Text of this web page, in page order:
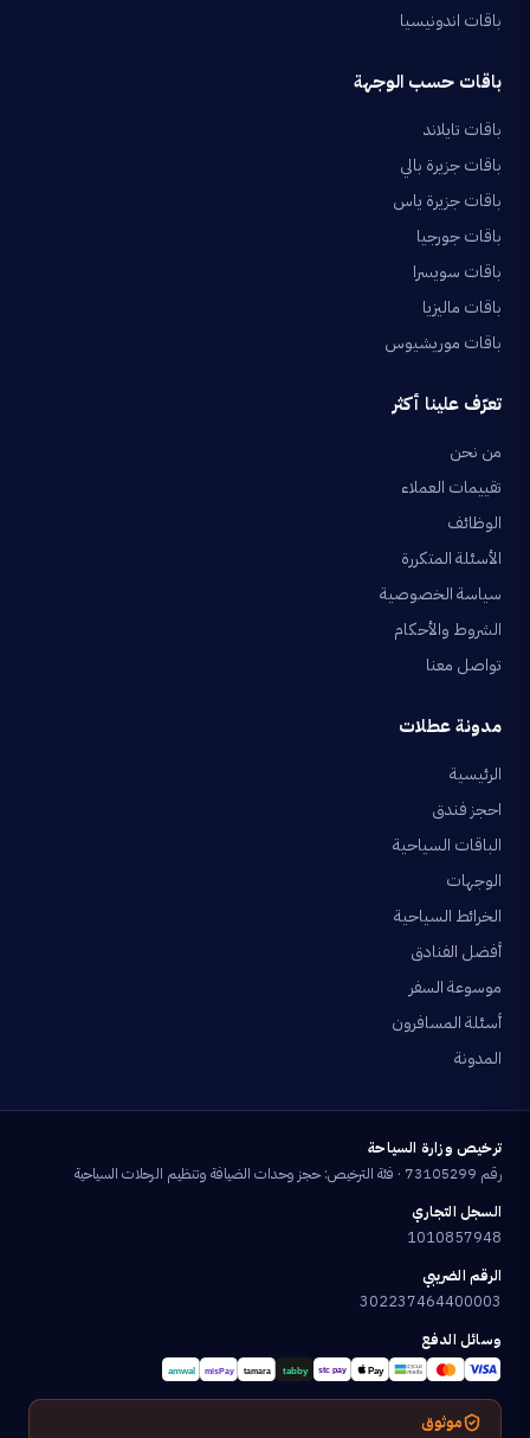
باقات اندونيسيا
باقات حسب الوجهة
باقات تايلاند
باقات جزيرة بالي
باقات جزيرة ياس
باقات جورجيا
باقات سويسرا
باقات ماليزيا
باقات موريشيوس
تعرّف علينا أكثر
من نحن
تقييمات العملاء
الوظائف
الأسئلة المتكررة
سياسة الخصوصية
الشروط والأحكام
تواصل معنا
مدونة عطلات
الرئيسية
احجز فندق
الباقات السياحية
الوجهات
الخرائط السياحية
أفضل الفنادق
موسوعة السفر
أسئلة المسافرون
المدونة
ترخيص وزارة السياحة
رقم 73105299 · فئة الترخيص: حجز وحدات الضيافة وتنظيم الرحلات السياحية
السجل التجاري
1010857948
الرقم الضريبي
302237464400003
وسائل الدفع
موثوق